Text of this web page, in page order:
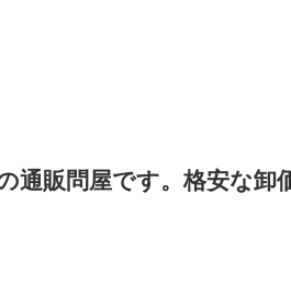
販問屋です。格安な卸